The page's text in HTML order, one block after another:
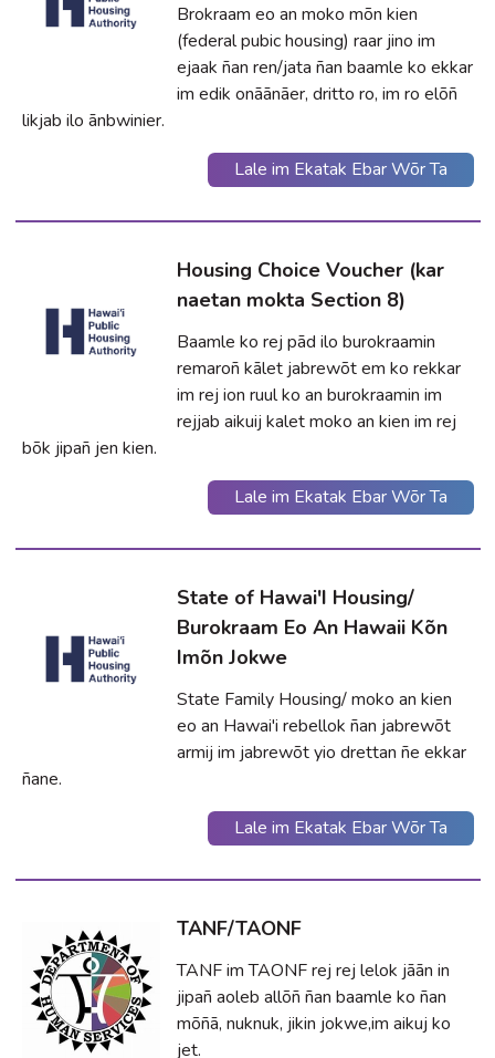
Lale im Ekatak Ebar Wõr Ta
Brokraam eo an moko mõn kien
(federal pubic housing) raar jino im
ejaak ñan ren/jata ñan baamle ko ekkar
im edik onāānāer, dritto ro, im ro elõñ
likjab ilo ānbwinier.
Housing Choice Voucher (kar
naetan mokta Section 8)
Lale im Ekatak Ebar Wõr Ta
Baamle ko rej pād ilo burokraamin
remaroñ kālet jabrewõt em ko rekkar
im rej ion ruul ko an burokraamin im
rejjab aikuij kalet moko an kien im rej
bõk jipañ jen kien.
State of Hawai'I Housing/
Burokraam Eo An Hawaii Kõn
Imõn Jokwe
Lale im Ekatak Ebar Wõr Ta
State Family Housing/ moko an kien
eo an Hawai'i rebellok ñan jabrewõt
armij im jabrewõt yio drettan ñe ekkar
ñane.
TANF/TAONF
TANF im TAONF rej rej lelok jāān in
jipañ aoleb allõñ ñan baamle ko ñan
mõñā, nuknuk, jikin jokwe,im aikuj ko
jet.